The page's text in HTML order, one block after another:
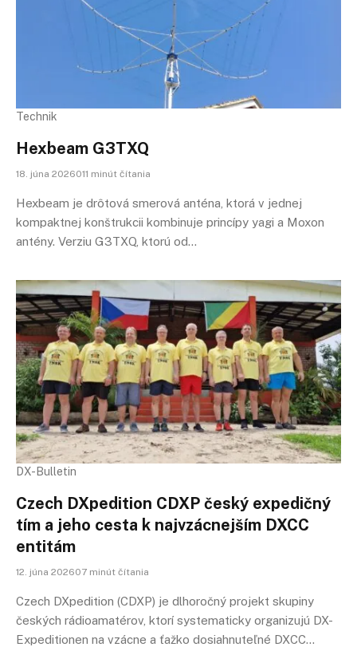
Technik
Hexbeam G3TXQ
18. júna 2026011 minút čítania
Hexbeam je drôtová smerová anténa, ktorá v jednej
kompaktnej konštrukcii kombinuje princípy yagi a Moxon
antény. Verziu G3TXQ, ktorú od…
DX-Bulletin
Czech DXpedition CDXP český expedičný
tím a jeho cesta k najvzácnejším DXCC
entitám
12. júna 202607 minút čítania
Czech DXpedition (CDXP) je dlhoročný projekt skupiny
českých rádioamatérov, ktorí systematicky organizujú DX-
Expeditionen na vzácne a ťažko dosiahnuteľné DXCC…